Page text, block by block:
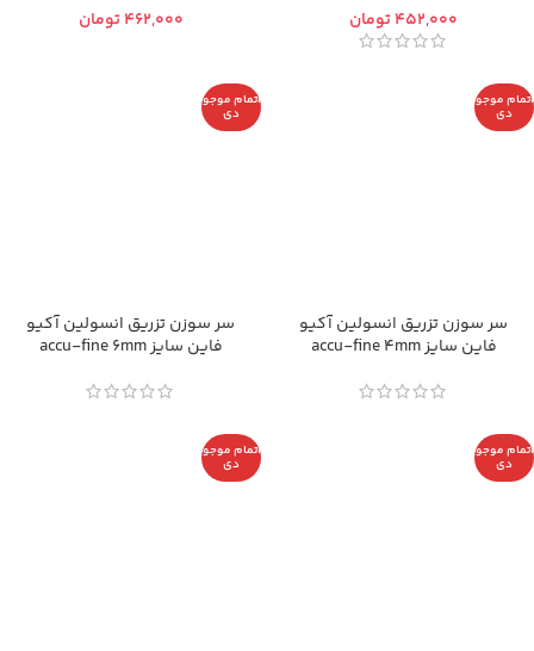
تومان
تومان
اتمام موجو
دی
سر سوزن تزریق انسولین آکیو
فاین سایز accu-fine 4mm
اتمام موجو
دی
سر سوزن تزریق انسولین آکیو
فاین سایز accu-fine 6mm
اتمام موجو
دی
اتمام موجو
دی